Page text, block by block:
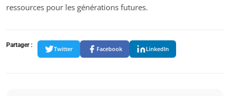
ressources pour les générations futures.
Partager :
Twitter Facebook LinkedIn